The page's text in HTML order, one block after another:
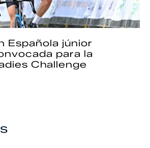
Española júnior
para la
Challenge